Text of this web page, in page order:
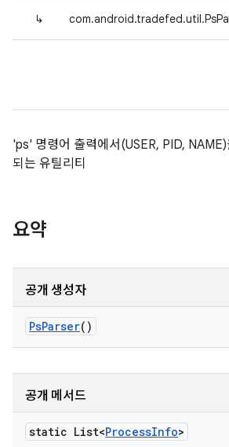
↳
'ps' 명령어 출력에서(USER, PID,
되는 유틸리티
요약
공개 생성자
PsParser()
공개 메서드
static List<ProcessInfo>